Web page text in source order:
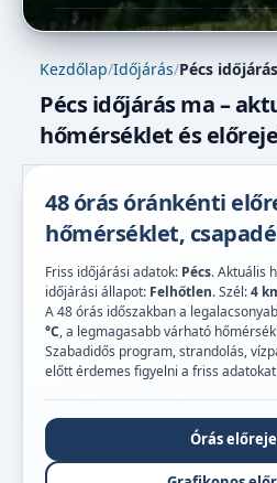
Kezdőlap/Időjárás/Pécs időjárás
Pécs időjárás ma –
hőmérséklet és
48 órás óránkénti
hőmérséklet,
Friss időjárási adatok: Pécs. Aktuális
időjárási állapot: Felhőtlen. Szél:4
A 48 órás időszakban a
°C, a legmagasabb várható
Szabadidős program, strandolás,
előtt érdemes figyelni a friss
Órás